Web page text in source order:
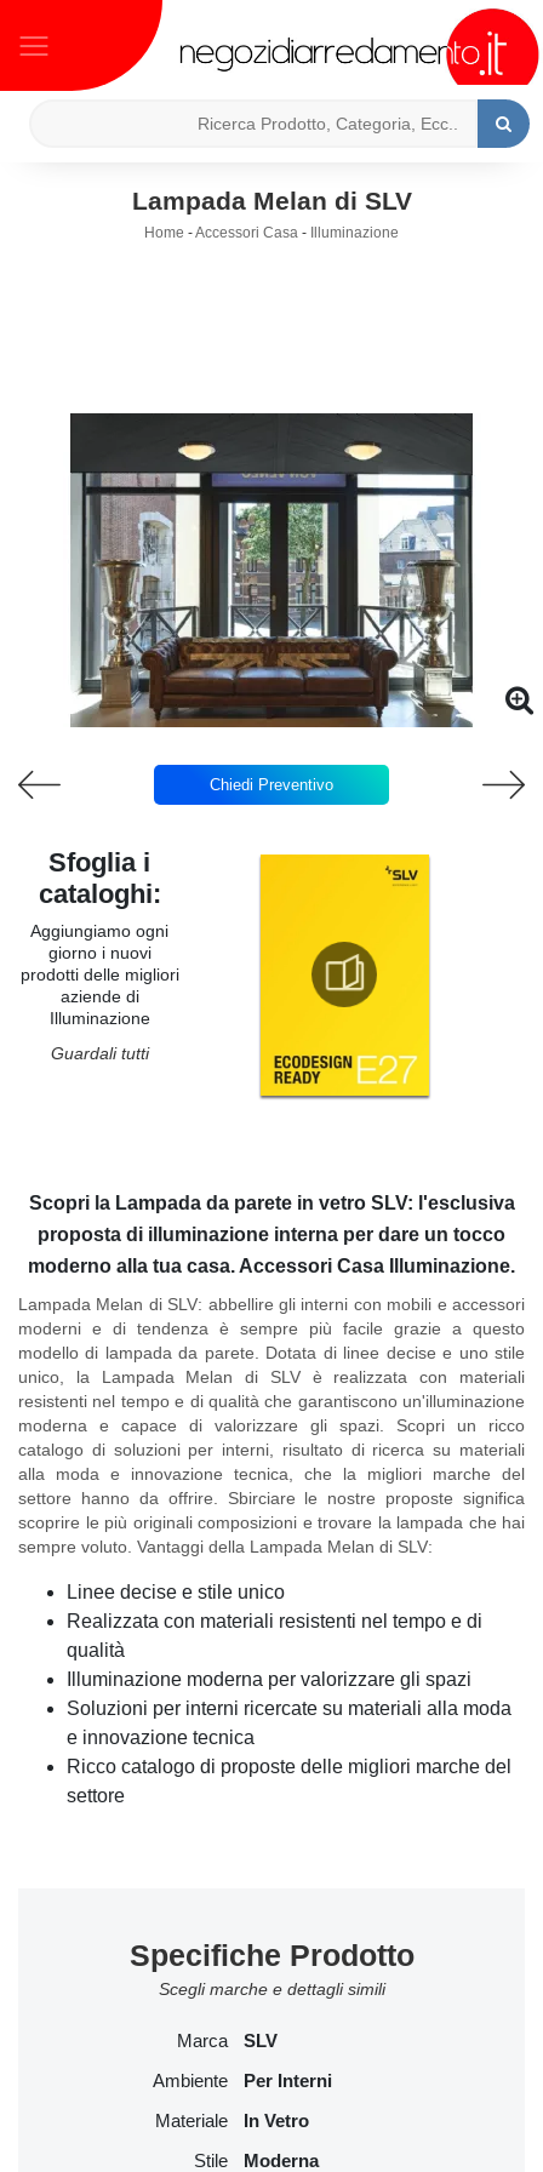
Lampada Melan di SLV
Home -Accessori Casa - Illuminazione
Chiedi Preventivo
Scopri la Lampada da parete in vetro SLV: l'esclusiva
proposta di illuminazione interna per dare un tocco
moderno alla tua casa. Accessori Casa Illuminazione.
Lampada Melan di SLV: abbellire gli interni con mobili e accessori
moderni e di tendenza è sempre più facile grazie a questo
modello di lampada da parete. Dotata di linee decise e uno stile
unico, la Lampada Melan di SLV è realizzata con materiali
resistenti nel tempo e di qualità che garantiscono un'illuminazione
moderna e capace di valorizzare gli spazi. Scopri un ricco
catalogo di soluzioni per interni, risultato di ricerca su materiali
alla moda e innovazione tecnica, che la migliori marche del
settore hanno da offrire. Sbirciare le nostre proposte significa
scoprire le più originali composizioni e trovare la lampada che hai
sempre voluto. Vantaggi della Lampada Melan di SLV:
Linee decise e stile unico
Realizzata con materiali resistenti nel tempo e di
qualità
Illuminazione moderna per valorizzare gli spazi
Soluzioni per interni ricercate su materiali alla moda
e innovazione tecnica
Ricco catalogo di proposte delle migliori marche del
settore
Sfoglia i
cataloghi:
Aggiungiamo ogni
giorno i nuovi
prodotti delle migliori
aziende di
Illuminazione
Guardali tutti
Specifiche Prodotto
Scegli marche e dettagli simili
Marca SLV
Ambiente Per Interni
Materiale In Vetro
Stile Moderna